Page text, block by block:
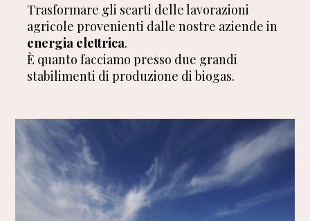
Trasformare gli scarti delle lavorazioni
agricole provenienti dalle nostre aziende in
energia elettrica.
È quanto facciamo presso due grandi
stabilimenti di produzione di biogas.